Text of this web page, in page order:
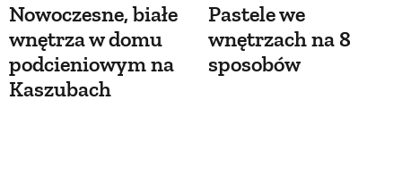
Nowoczesne, białe
wnętrza w domu
podcieniowym na
Kaszubach
Pastele we
wnętrzach na 8
sposobów